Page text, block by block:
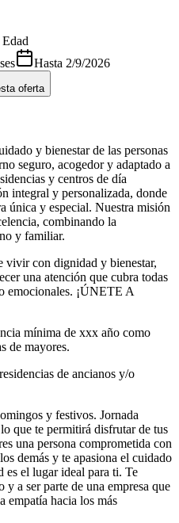
Hasta 2/9/2026
oferta
y bienestar de las personas
seguro, acogedor y adaptado a
y centros de día
integral y personalizada, donde
única y especial. Nuestra misión
combinando la
y familiar.
vivir con dignidad y bienestar,
una atención que cubra todas
emocionales. ¡ÚNETE A
mínima de xxx año como
de mayores.
de ancianos y/o
y festivos. Jornada
que te permitirá disfrutar de tus
una persona comprometida con
demás y te apasiona el cuidado
es el lugar ideal para ti. Te
a ser parte de una empresa que
empatía hacia los más